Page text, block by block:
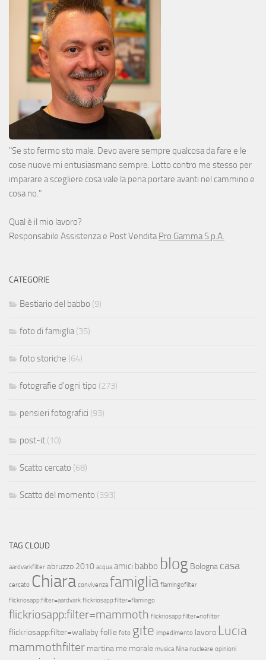
"Se sto fermo sto male. Devo avere sempre qualcosa da fare e le
cose nuove mi entusiasmano sempre. Lotto contro me stesso per
imparare a scegliere cosa vale la pena portare avanti nel cammino e
cosa no."
Qual è il mio lavoro?
Responsabile Assistenza e Post VenditaPro Gamma S.p.A.
CATEGORIE
Bestiario del babbo (9)
foto di famiglia(35)
foto storiche (64)
fotografie d'ogni tipo (273)
pensieri fotografici (93)
post-it (10)
Scatto cercato (68)
Scatto del momento (393)
TAG CLOUD
aardvarkfilter abruzzo 2010 acqua amici babbo blog Bologna casa
cercato Chiara convivenza famiglia flamingofilter
flickriosapp:filter=aardvark flickriosapp:filter=flamingo
flickriosapp:filter=mammoth flickriosapp:filter=nofilter
flickriosapp:filter=wallaby follie foto gite impedimento lavoro Lucia
mammothfilter martina me morale musica Nina nucleare opinioni